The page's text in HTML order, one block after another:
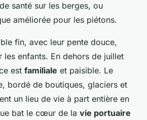
santé sur les berges, ou
améliorée pour les piétons.
fin, avec leur pente douce,
les enfants. En dehors de juillet
est familiale et paisible. Le
bordé de boutiques, glaciers et
un lieu de vie à part entière en
bat le cœur de la vie portuaire